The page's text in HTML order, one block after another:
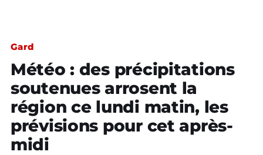
Gard
Météo : des précipitations
soutenues arrosent la
région ce lundi matin, les
prévisions pour cet après-
midi